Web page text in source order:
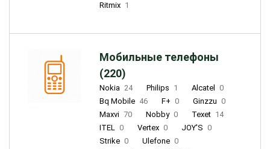
Ritmix 1
Мобильные телефоны
(220)
Nokia 24 Philips 1 Alcatel
0
Bq Mobile 46 F+ 0 Ginzzu 0
Maxvi 70 Nobby 0 Texet 14
ITEL 0 Vertex 0 JOY'S 0
Strike 0 Ulefone 0